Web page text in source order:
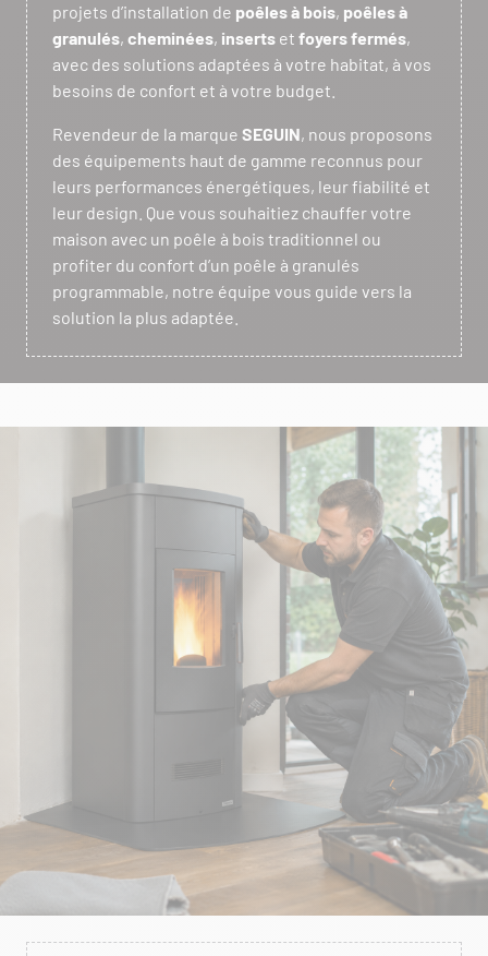
projets d’installation de poêles à bois, poêles à
granulés, cheminées, inserts et foyers fermés,
avec des solutions adaptées à votre habitat, à vos
besoins de confort et à votre budget.
Revendeur de la marque SEGUIN, nous proposons
des équipements haut de gamme reconnus pour
leurs performances énergétiques, leur fiabilité et
leur design. Que vous souhaitiez chauffer votre
maison avec un poêle à bois traditionnel ou
profiter du confort d’un poêle à granulés
programmable, notre équipe vous guide vers la
solution la plus adaptée.